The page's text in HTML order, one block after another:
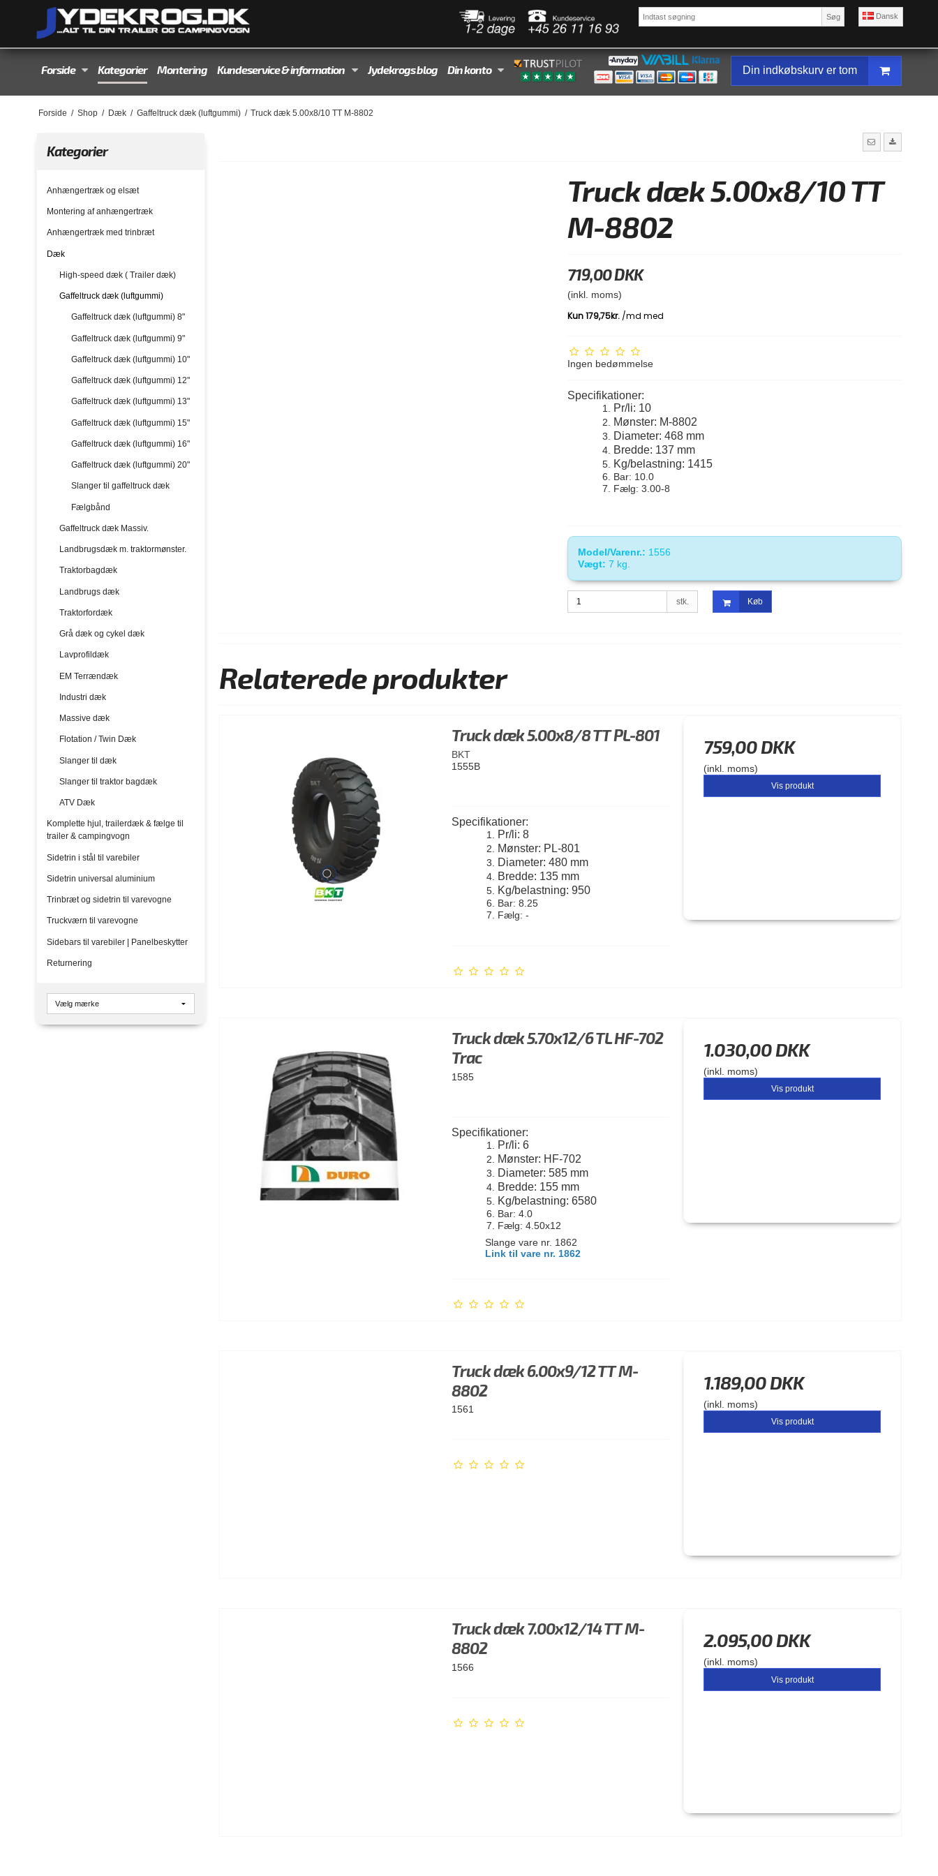
Dansk
Søg
Forside Kategorier Montering Kundeservice & information Jydekrogs blog Din konto Din indkøbskurv er tom
Forside / Shop / Dæk / Gaffeltruck dæk (luftgummi) / Truck dæk 5.00x8/10 TT M-8802
Kategorier
Anhængertræk og elsæt
Montering af anhængertræk
Anhængertræk med trinbræt
Dæk
High-speed dæk ( Trailer dæk)
Gaffeltruck dæk (luftgummi)
Gaffeltruck dæk (luftgummi) 8"
Gaffeltruck dæk (luftgummi) 9"
Gaffeltruck dæk (luftgummi) 10"
Gaffeltruck dæk (luftgummi) 12"
Gaffeltruck dæk (luftgummi) 13"
Gaffeltruck dæk (luftgummi) 15"
Gaffeltruck dæk (luftgummi) 16"
Gaffeltruck dæk (luftgummi) 20"
Slanger til gaffeltruck dæk
Fælgbånd
Gaffeltruck dæk Massiv.
Landbrugsdæk m. traktormønster.
Traktorbagdæk
Landbrugs dæk
Traktorfordæk
Grå dæk og cykel dæk
Lavprofildæk
EM Terrændæk
Industri dæk
Massive dæk
Flotation / Twin Dæk
Slanger til dæk
Slanger til traktor bagdæk
ATV Dæk
Komplette hjul, trailerdæk & fælge til
trailer & campingvogn
Sidetrin i stål til varebiler
Sidetrin universal aluminium
Trinbræt og sidetrin til varevogne
Truckværn til varevogne
Sidebars til varebiler | Panelbeskytter
Returnering
Truck dæk 5.00x8/10 TT
M-8802
719,00 DKK
(inkl. moms)
Ingen bedømmelse
Specifikationer:
Pr/li: 10
Mønster: M-8802
Diameter: 468 mm
Bredde: 137 mm
Kg/belastning: 1415
Bar: 10.0
Fælg: 3.00-8
Model/Varenr.: 1556
Vægt: 7 kg.
stk. Køb
Relaterede produkter
Truck dæk 5.00x8/8 TT PL-801
BKT
1555B
Specifikationer:
Pr/li: 8
Mønster: PL-801
Diameter: 480 mm
Bredde: 135 mm
Kg/belastning: 950
Bar: 8.25
Fælg: -
759,00 DKK
(inkl. moms)
Vis produkt
Truck dæk 5.70x12/6 TL HF-702
Trac
1585
Specifikationer:
Pr/li: 6
Mønster: HF-702
Diameter: 585 mm
Bredde: 155 mm
Kg/belastning: 6580
Bar: 4.0
Fælg: 4.50x12
Slange vare nr. 1862
Link til vare nr. 1862
1.030,00 DKK
(inkl. moms)
Vis produkt
Truck dæk 6.00x9/12 TT M-
8802
1561
1.189,00 DKK
(inkl. moms)
Vis produkt
Truck dæk 7.00x12/14 TT M-
8802
1566
2.095,00 DKK
(inkl. moms)
Vis produkt